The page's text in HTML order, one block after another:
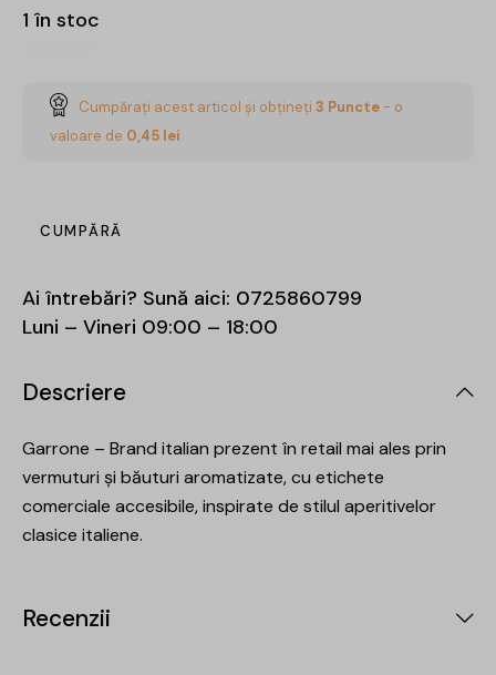
1 în stoc
Cumpărați acest articol și obțineți 3 Puncte - o
valoare de 0,45 lei
CUMPĂRĂ
Ai întrebări? Sună aici: 0725860799
Luni – Vineri 09:00 – 18:00
Descriere
Garrone – Brand italian prezent în retail mai ales prin
vermuturi și băuturi aromatizate, cu etichete
comerciale accesibile, inspirate de stilul aperitivelor
clasice italiene.
Recenzii